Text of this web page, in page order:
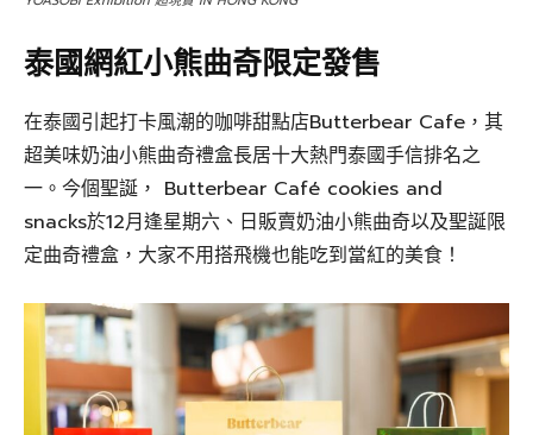
泰國網紅小熊曲奇限定發售
在泰國引起打卡風潮的咖啡甜點店Butterbear Cafe，其
超美味奶油小熊曲奇禮盒長居十大熱門泰國手信排名之
一。今個聖誕， Butterbear Café cookies and
snacks於12月逢星期六、日販賣奶油小熊曲奇以及聖誕限
定曲奇禮盒，大家不用搭飛機也能吃到當紅的美食！